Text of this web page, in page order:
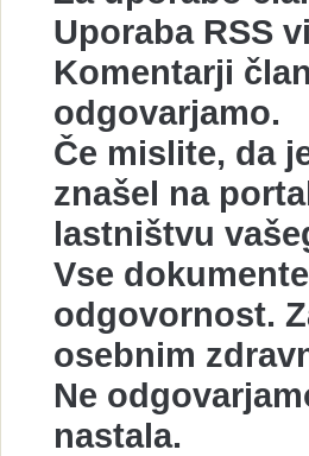
Uporaba RSS
Komentarji
odgovarjamo.
Če mislite, da
znašel na
lastništvu
Vse
odgovornost.
osebnim
Ne
nastala.